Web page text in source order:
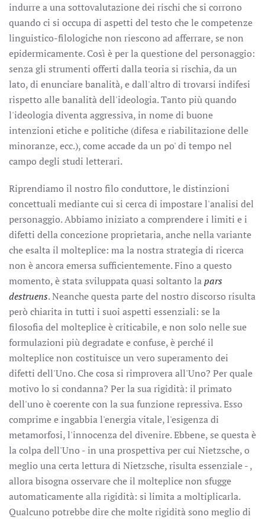
indurre a una sottovalutazione dei rischi che si corrono
quando ci si occupa di aspetti del testo che le competenze
linguistico-filologiche non riescono ad afferrare, se non
epidermicamente. Così è per la questione del personaggio:
senza gli strumenti offerti dalla teoria si rischia, da un
lato, di enunciare banalità, e dall'altro di trovarsi indifesi
rispetto alle banalità dell'ideologia. Tanto più quando
l'ideologia diventa aggressiva, in nome di buone
intenzioni etiche e politiche (difesa e riabilitazione delle
minoranze, ecc.), come accade da un po' di tempo nel
campo degli studi letterari.
Riprendiamo il nostro filo conduttore, le distinzioni
concettuali mediante cui si cerca di impostare l'analisi del
personaggio. Abbiamo iniziato a comprendere i limiti e i
difetti della concezione proprietaria, anche nella variante
che esalta il molteplice: ma la nostra strategia di ricerca
non è ancora emersa sufficientemente. Fino a questo
momento, è stata sviluppata quasi soltanto lapars
destruens. Neanche questa parte del nostro discorso risulta
però chiarita in tutti i suoi aspetti essenziali: se la
filosofia del molteplice è criticabile, e non solo nelle sue
formulazioni più degradate e confuse, è perché il
molteplice non costituisce un vero superamento dei
difetti dell'Uno. Che cosa si rimprovera all'Uno? Per quale
motivo lo si condanna? Per la sua rigidità: il primato
dell'uno è coerente con la sua funzione repressiva. Esso
comprime e ingabbia l'energia vitale, l'esigenza di
metamorfosi, l'innocenza del divenire. Ebbene, se questa è
la colpa dell'Uno - in una prospettiva per cui Nietzsche, o
meglio una certa lettura di Nietzsche, risulta essenziale - ,
allora bisogna osservare che il molteplice non sfugge
automaticamente alla rigidità: si limita a moltiplicarla.
Qualcuno potrebbe dire che molte rigidità sono meglio di